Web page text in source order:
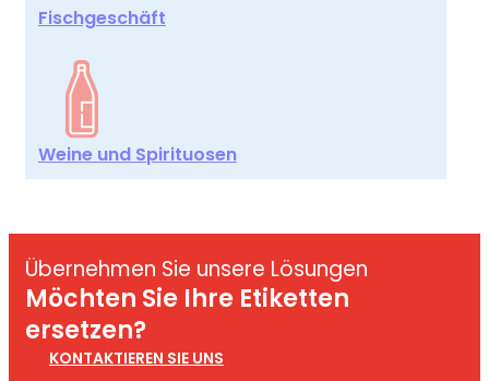
Fischgeschäft
Weine und Spirituosen
Übernehmen Sie unsere Lösungen
Möchten Sie Ihre Etiketten
ersetzen?
KONTAKTIEREN SIE UNS